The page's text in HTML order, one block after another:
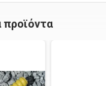
προϊόντα